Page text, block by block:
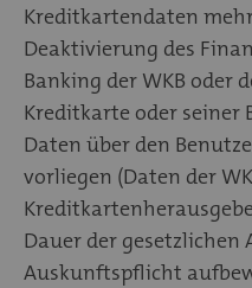
Kreditkartendaten
Deaktivierung des
Banking der WKB oder
Kreditkarte oder seiner
Daten über den
vorliegen (Daten der
Dauer der
Auskunftspflicht